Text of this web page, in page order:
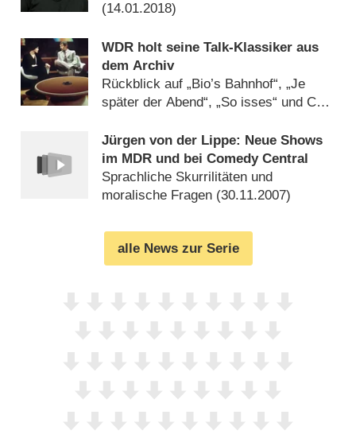
(14.01.2018)
WDR holt seine Talk-Klassiker aus
dem Archiv
Rückblick auf „Bio’s Bahnhof“, „Je
später der Abend“, „So isses“ und Co.
Jürgen von der Lippe: Neue Shows
im MDR und bei Comedy Central
Sprachliche Skurrilitäten und
moralische Fragen (30.11.2007)
alle News zur Serie